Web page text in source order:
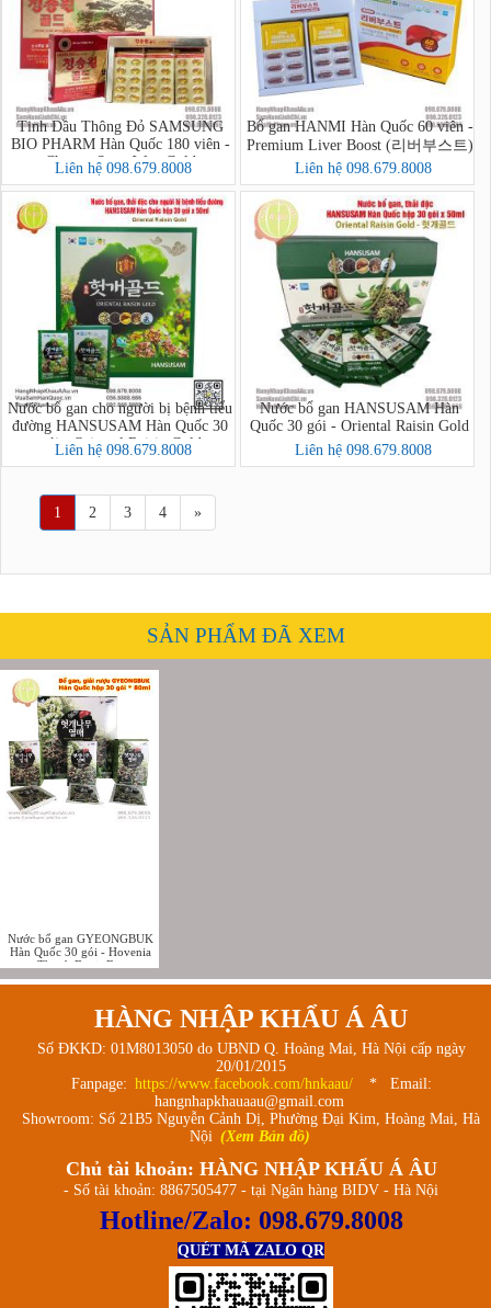
Tinh Dầu Thông Đỏ SAMSUNG
BIO PHARM Hàn Quốc 180 viên -
Cheong Song Won Gold
Liên hệ 098.679.8008
Bổ gan HANMI Hàn Quốc 60 viên -
Premium Liver Boost (리버부스트)
Liên hệ 098.679.8008
Nước bổ gan cho người bị bệnh tiểu
đường HANSUSAM Hàn Quốc 30
gói - Oriental Raisin Gold
Liên hệ 098.679.8008
Nước bổ gan HANSUSAM Hàn
Quốc 30 gói - Oriental Raisin Gold
Liên hệ 098.679.8008
1 2 3 4 »
SẢN PHẨM ĐÃ XEM
Nước bổ gan GYEONGBUK
Hàn Quốc 30 gói - Hovenia
Thunb Ducis Bio
HÀNG NHẬP KHẨU Á ÂU
Số ĐKKD: 01M8013050 do UBND Q. Hoàng Mai, Hà Nội cấp ngày
20/01/2015
Fanpage: https://www.facebook.com/hnkaau/
* Email:
hangnhapkhauaau@gmail.com
Showroom: Số 21B5 Nguyễn Cảnh Dị, Phường Đại Kim, Hoàng Mai, Hà
Nội (Xem Bản đồ)
Chủ tài khoản: HÀNG NHẬP KHẨU Á ÂU
- Số tài khoản: 8867505477 - tại Ngân hàng BIDV - Hà Nội
Hotline/Zalo: 098.679.8008
QUÉT MÃ ZALO QR